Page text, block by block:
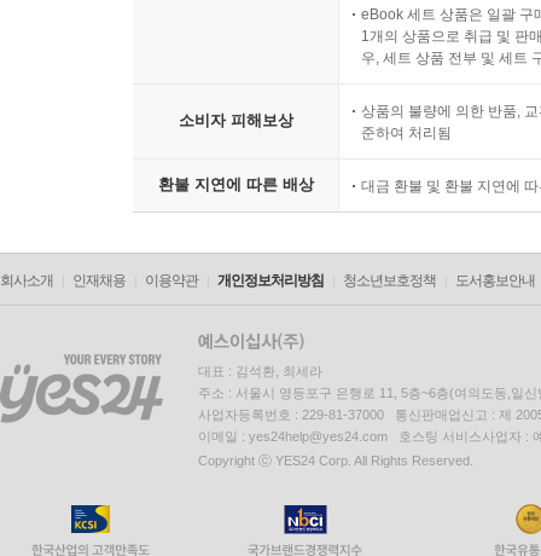
eBook 세트 상품은 일괄 구
1개의 상품으로 취급 및 판
우, 세트 상품 전부 및 세트
소비자 피해보상
상품의 불량에 의한 반품,
준하여 처리됨
환불 지연에 따른 배상 대금 환불 및 환불 지연에
회사소개 인재채용 이용약관 개인정보처리방침 청소년보호정책 도서홍보안내
대표 : 김석환, 최세라
주소 : 서울시 영등포구 은행로 11, 5층~6층(여의도동,일신
사업자등록번호 : 229-81-37000 통신판매업신고 : 제
이메일 : yes24help@yes24.com 호스팅 서비스사업자 :
Copyright ⓒ YES24 Corp. All Rights Reserved.